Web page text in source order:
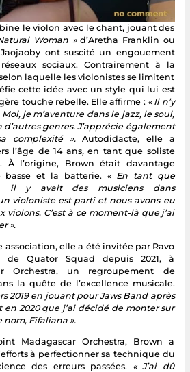
le violon avec le chant, jouant des
Woman »d’Aretha Franklin ou
ont suscité un engouement
sociaux. Contrairement à la
laquelle les violonistes se limitent
cette idée avec un style qui lui est
touche rebelle. Elle affirme : « Il n’y
je m’aventure dans le jazz, le soul,
genres. J’apprécie également
complexité ».Autodidacte, elle a
l’âge de 14 ans,en tant que soliste
À l’origine, Brown était davantage
et la batterie. « En tant que
il y avait des musiciens dans
violoniste est parti et nous avons eu
violons. C’est à ce moment-là que j’ai
».
association, elle a été invitée par Ravo
de Quator Squad depuis 2021, à
Orchestra, un regroupement de
la quête de l’excellence musicale.
2019 en jouant pour Jaws Band après
en 2020 que j’ai décidé de monter sur
nom, Fifaliana ».
Madagascar Orchestra, Brown a
à perfectionner sa technique du
des erreurs passées. « J’ai dû